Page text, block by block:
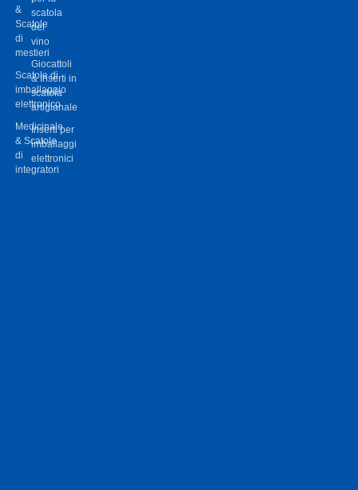
Scatole
di
mestieri
Scatole di
imballaggio
elettronico
Medicinale
& Scatole
di
integratori
del
vino
Giocattoli
& Inserti in
scatola
artigianale
imballaggi
elettronici